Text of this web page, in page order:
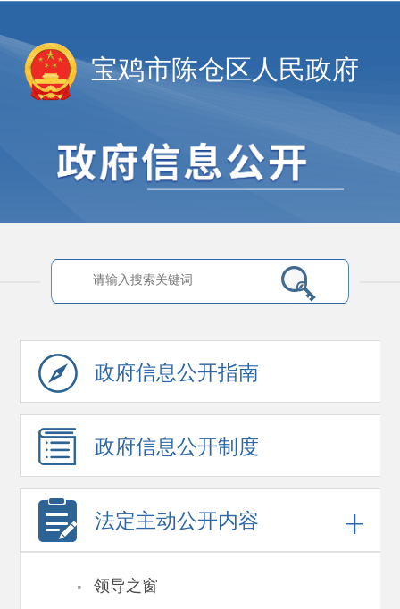
宝鸡市陈仓区人民政府
政府信息公开指南
政府信息公开制度
法定主动公开内容
· 领导之窗